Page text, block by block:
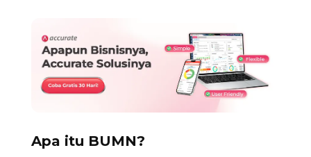
Apa itu BUMN?